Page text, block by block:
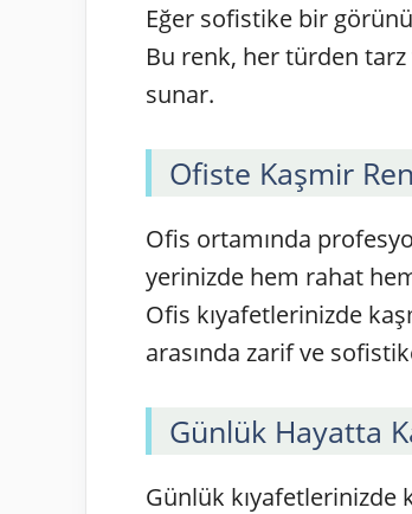
Eğer sofistike bir
Bu renk, her türden
sunar.
Ofiste Kaşmir
Ofis ortamında
yerinizde hem rahat
Ofis kıyafetlerinizde
arasında zarif ve
Günlük Hayatta
Günlük kıyafetlerinizde